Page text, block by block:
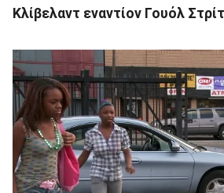
Κλίβελαντ εναντίον Γουόλ